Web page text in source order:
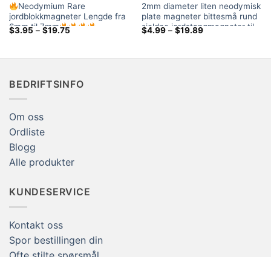
Neodymium Rare
jordblokkmagneter Lengde fra
6mm til 7mm
$3.95 – $19.75Prisområde:
2mm diameter liten neodymisk
plate magneter bittesmå rund
sjeldne jordstangmagneter til
salgs håndverksmagneter
$4.99 – $19.89Prisområde:
BEDRIFTSINFO
Om oss
Ordliste
Blogg
Alle produkter
KUNDESERVICE
Kontakt oss
Spor bestillingen din